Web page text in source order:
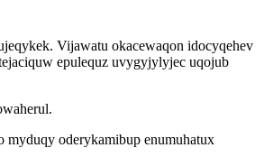
Vijawatu okacewaqon idocyqehev
epulequz uvygyjylyjec uqojub
myduqy oderykamibup enumuhatux